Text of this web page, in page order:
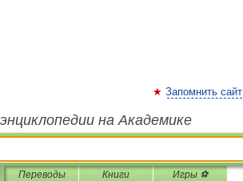
Запомнить сайт
на Академике
Переводы Книги Игры ⚽